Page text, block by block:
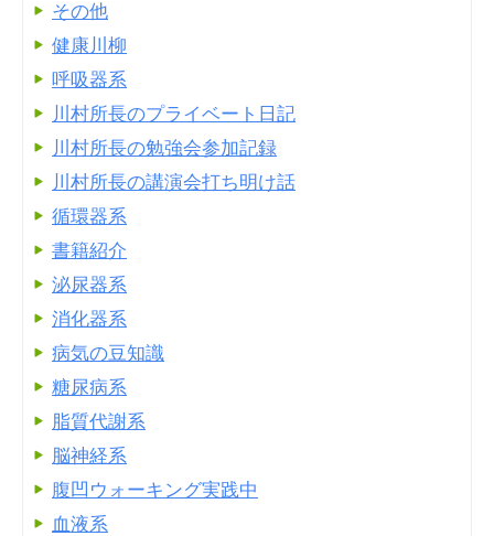
その他
健康川柳
呼吸器系
川村所長のプライベート日記
川村所長の勉強会参加記録
川村所長の講演会打ち明け話
循環器系
書籍紹介
泌尿器系
消化器系
病気の豆知識
糖尿病系
脂質代謝系
脳神経系
腹凹ウォーキング実践中
血液系